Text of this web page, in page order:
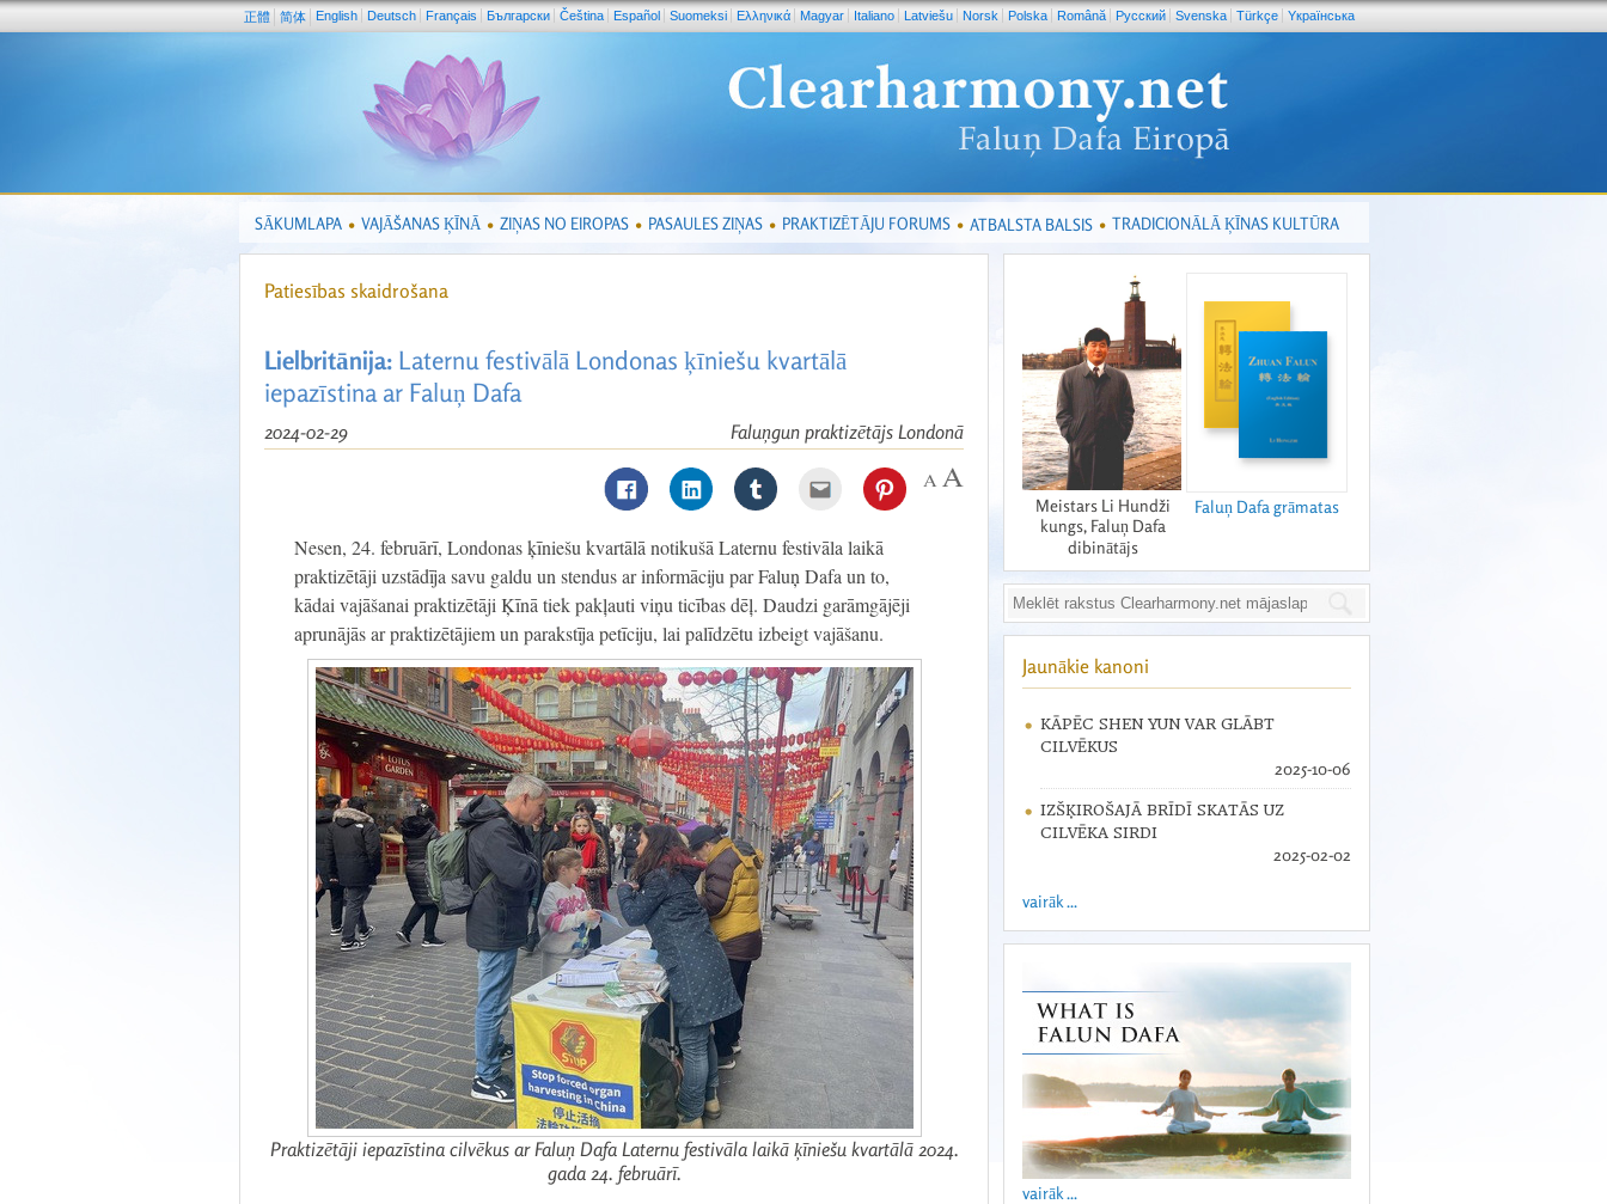
正體 简体 English Deutsch Français Български Čeština Español Suomeksi Ελληνικά Magyar Italiano Latviešu Norsk Polska Română Pусский Svenska Türkçe Yкраїнська
SĀKUMLAPA VAJĀŠANAS ĶĪNĀ ZIŅAS NO EIROPAS PASAULES ZIŅAS PRAKTIZĒTĀJU FORUMS ATBALSTA BALSIS TRADICIONĀLĀ ĶĪNAS KULTŪRA
Patiesības skaidrošana
Lielbritānija: Laternu festivālā Londonas ķīniešu kvartālā
iepazīstina ar Faluņ Dafa
Faluņgun praktizētājs Londonā
2024-02-29
Nesen, 24. februārī, Londonas ķīniešu kvartālā notikušā Laternu festivāla laikā
praktizētāji uzstādīja savu galdu un stendus ar informāciju par Faluņ Dafa un to,
kādai vajāšanai praktizētāji Ķīnā tiek pakļauti viņu ticības dēļ. Daudzi garāmgājēji
aprunājās ar praktizētājiem un parakstīja petīciju, lai palīdzētu izbeigt vajāšanu.
Praktizētāji iepazīstina cilvēkus ar Faluņ Dafa Laternu festivāla laikā ķīniešu kvartālā 2024.
gada 24. februārī.
Meistars Li Hundži
kungs, Faluņ Dafa
dibinātājs
Faluņ Dafa grāmatas
Jaunākie kanoni
KĀPĒC SHEN YUN VAR GLĀBT
CILVĒKUS
2025-10-06
IZŠĶIROŠAJĀ BRĪDĪ SKATĀS UZ
CILVĒKA SIRDI
2025-02-02
vairāk ...
vairāk ...